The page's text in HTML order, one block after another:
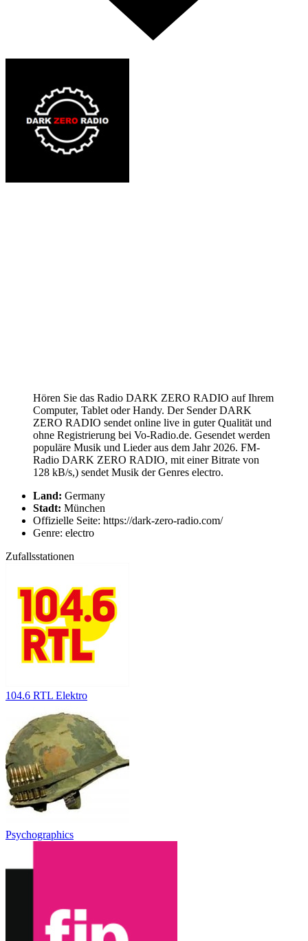
Hören Sie das Radio DARK ZERO RADIO auf Ihrem
Computer, Tablet oder Handy. Der Sender DARK
ZERO RADIO sendet online live in guter Qualität und
ohne Registrierung bei Vo-Radio.de. Gesendet werden
populäre Musik und Lieder aus dem Jahr 2026. FM-
Radio DARK ZERO RADIO, mit einer Bitrate von
128 kB/s,) sendet Musik der Genres electro.
Land: Germany
Stadt: München
Offizielle Seite: https://dark-zero-radio.com/
Genre: electro
Zufallsstationen
104.6 RTL Elektro
Psychographics